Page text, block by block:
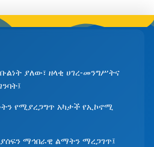
ያለው፣ ዘላቂ ሀገረ-መንግሥትና
የሚያረጋግጥ አካታች የኢኮኖሚ
ማኅበራዊ ልማትን ማረጋገጥ፤